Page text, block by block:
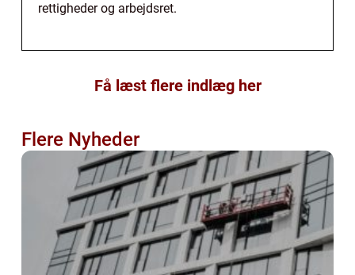
rettigheder og arbejdsret.
Få læst flere indlæg her
Flere Nyheder